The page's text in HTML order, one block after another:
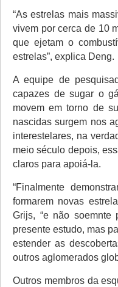
“As estrelas mais
vivem por cerca de 10
que ejetam o
estrelas”, explica Deng.
A equipe de
capazes de sugar o
movem em torno de
nascidas surgem nos
interestelares, na
meio século depois,
claros para apoiá-la.
“Finalmente
formarem novas
Grijs, “e não soemnte
presente estudo, mas
estender as
outros aglomerados
Outros membros da